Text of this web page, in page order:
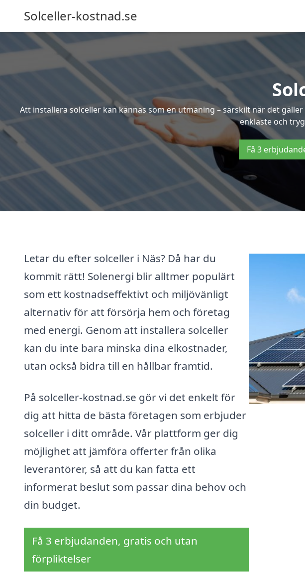
Solceller-kostnad.se
Att installera solceller kan kännas som en utmaning – särskilt när det
enklaste och
Få 3
Letar du efter solceller i Näs? Då har du
kommit rätt! Solenergi blir alltmer populärt
som ett kostnadseffektivt och miljövänligt
alternativ för att försörja hem och företag
med energi. Genom att installera solceller
kan du inte bara minska dina elkostnader,
utan också bidra till en hållbar framtid.
På solceller-kostnad.se gör vi det enkelt för
dig att hitta de bästa företagen som erbjuder
solceller i ditt område. Vår plattform ger dig
möjlighet att jämföra offerter från olika
leverantörer, så att du kan fatta ett
informerat beslut som passar dina behov och
din budget.
Få 3 erbjudanden, gratis och utan
förpliktelser